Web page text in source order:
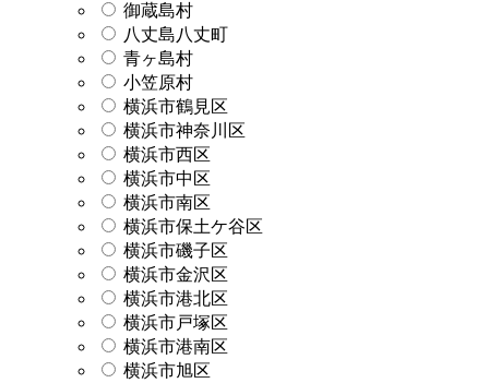
御蔵島村
八丈島八丈町
青ヶ島村
小笠原村
横浜市鶴見区
横浜市神奈川区
横浜市西区
横浜市中区
横浜市南区
横浜市保土ケ谷区
横浜市磯子区
横浜市金沢区
横浜市港北区
横浜市戸塚区
横浜市港南区
横浜市旭区